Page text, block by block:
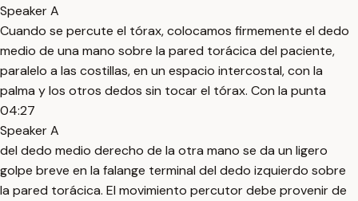
Speaker A
Cuando se percute el tórax, colocamos firmemente el dedo
medio de una mano sobre la pared torácica del paciente,
paralelo a las costillas, en un espacio intercostal, con la
palma y los otros dedos sin tocar el tórax. Con la punta
04:27
Speaker A
del dedo medio derecho de la otra mano se da un ligero
golpe breve en la falange terminal del dedo izquierdo sobre
la pared torácica. El movimiento percutor debe provenir de